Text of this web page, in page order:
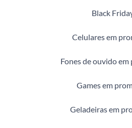
Black
Celulares em
Fones de ouvido em
Games em
Geladeiras em